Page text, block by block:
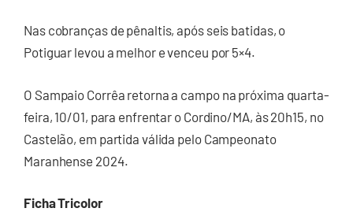
Nas cobranças de pênaltis, após seis batidas, o
Potiguar levou a melhor e venceu por 5×4.
O Sampaio Corrêa retorna a campo na próxima quarta-
feira, 10/01, para enfrentar o Cordino/MA, às 20h15, no
Castelão, em partida válida pelo Campeonato
Maranhense 2024.
Ficha Tricolor